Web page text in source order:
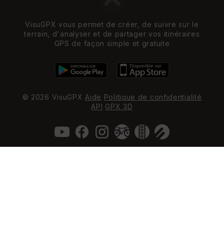
VisuGPX vous permet de créer, de suivre sur le
terrain, d'analyser et de partager vos itinéraires
GPS de façon simple et gratuite
© 2026 VisuGPX Aide Politique de confidentialité
API GPX 3D